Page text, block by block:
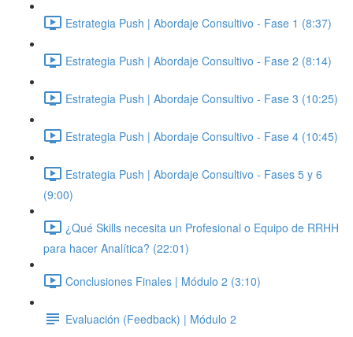
Estrategia Push | Abordaje Consultivo - Fase 1 (8:37)
Estrategia Push | Abordaje Consultivo - Fase 2 (8:14)
Estrategia Push | Abordaje Consultivo - Fase 3 (10:25)
Estrategia Push | Abordaje Consultivo - Fase 4 (10:45)
Estrategia Push | Abordaje Consultivo - Fases 5 y 6
(9:00)
¿Qué Skills necesita un Profesional o Equipo de RRHH
para hacer Analítica? (22:01)
Conclusiones Finales | Módulo 2 (3:10)
Evaluación (Feedback) | Módulo 2